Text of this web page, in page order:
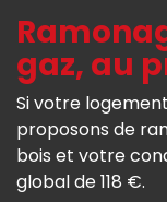
gaz, au
Si votre
proposons de
bois et votre
global de 118 €.